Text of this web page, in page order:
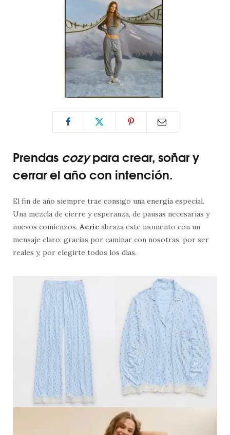
Prendas cozypara crear, soñar y
cerrar el año con intención.
El fin de año siempre trae consigo una energía especial.
Una mezcla de cierre y esperanza, de pausas necesarias y
nuevos comienzos. Aerie abraza este momento con un
mensaje claro: gracias por caminar con nosotras, por ser
reales y, por elegirte todos los días.